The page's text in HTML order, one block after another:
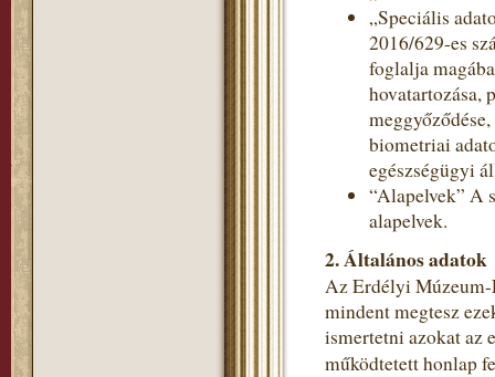
„Speciális
2016/629-es
foglalja
hovatartozása,
biometriai
egészségügyi
“Alapelvek” A
alapelvek.
2. Általános adatok
Az Erdélyi Múzeum-
mindent megtesz
ismertetni azokat az
működtetett honlap